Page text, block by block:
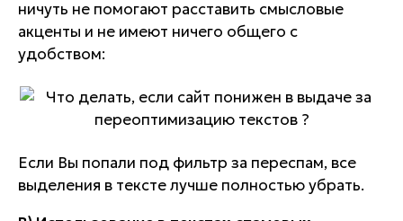
ничуть не помогают расставить смысловые
акценты и не имеют ничего общего с
удобством:
Если Вы попали под фильтр за переспам, все
выделения в тексте лучше полностью убрать.